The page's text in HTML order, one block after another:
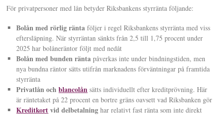
För privatpersoner med lån betyder Riksbankens styrränta följande:
Bolån med rörlig ränta följer i regel Riksbankens styrränta med viss
eftersläpning. När styrräntan sänkts från 2,5 till 1,75 procent under
2025 har bolåneräntor följt med nedåt
Bolån med bunden ränta påverkas inte under bindningstiden, men
nya bundna räntor sätts utifrån marknadens förväntningar på framtida
styrränta
Privatlån ochblancolån sätts individuellt efter kreditprövning. Här
är räntetaket på 22 procent en bortre gräns oavsett vad Riksbanken gör
Kreditkortvid delbetalning har relativt fast ränta som inte direkt